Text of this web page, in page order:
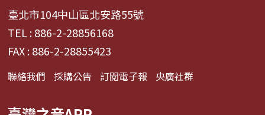
臺北市104中山區北安路55號
TEL : 886-2-28856168
FAX : 886-2-28855423
聯絡我們 採購公告 訂閱電子報 央廣社群